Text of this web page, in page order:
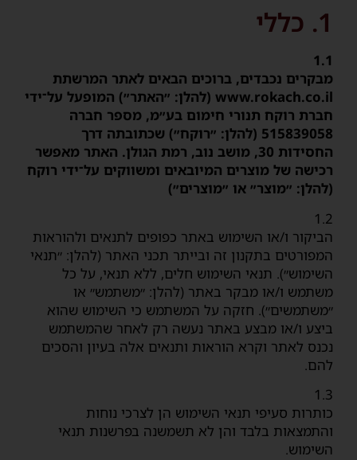
1. כללי
1.1
מבקרים נכבדים, ברוכים הבאים לאתר המרשתת
www.rokach.co.il (להלן: ״האתר״) המופעל על־ידי
חברת רוקח תנורי חימום בע״מ, מספר חברה
515839058 (להלן: ״רוקח״) שכתובתה דרך
החסידות 30, מושב נוב, רמת הגולן. האתר מאפשר
רכישה של מוצרים המיובאים ומשווקים על־ידי רוקח
(להלן: ״מוצר״ או ״מוצרים״)
1.2
הביקור ו/או השימוש באתר כפופים לתנאים ולהוראות
המפורטים בתקנון זה ובייתר תכני האתר (להלן: ״תנאי
השימוש״). תנאי השימוש חלים, ללא תנאי, על כל
משתמש ו/או מבקר באתר (להלן: ״משתמש״ או
״משתמשים״). חזקה על המשתמש כי השימוש שהוא
ביצע ו/או מבצע באתר נעשה רק לאחר שהמשתמש
נכנס לאתר וקרא הוראות ותנאים אלה בעיון והסכים
להם.
1.3
כותרות סעיפי תנאי השימוש הן לצרכי נוחות
והתמצאות בלבד והן לא תשמשנה בפרשנות תנאי
השימוש.